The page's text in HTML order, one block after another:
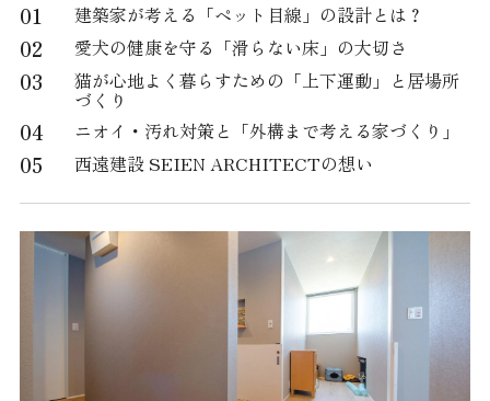
01 建築家が考える「ペット目線」の設計とは？
02 愛犬の健康を守る「滑らない床」の大切さ
03 猫が心地よく暮らすための「上下運動」と居場所
づくり
04 ニオイ・汚れ対策と「外構まで考える家づくり」
05 西遠建設 SEIEN ARCHITECTの想い